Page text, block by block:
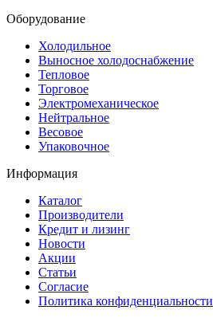
Оборудование
Холодильное
Выносное холодоснабжение
Тепловое
Торговое
Электромеханическое
Нейтральное
Весовое
Упаковочное
Информация
Каталог
Производители
Кредит и лизинг
Новости
Акции
Статьи
Согласие
Политика конфиденциальности